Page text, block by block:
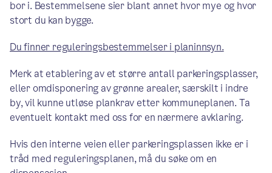
bor i. Bestemmelsene sier blant annet hvor mye og hvor
stort du kan bygge.
Du finner reguleringsbestemmelser i planinnsyn.
Merk at etablering av et større antall parkeringsplasser,
eller omdisponering av grønne arealer, særskilt i indre
by, vil kunne utløse plankrav etter kommuneplanen. Ta
eventuelt kontakt med oss for en nærmere avklaring.
Hvis den interne veien eller parkeringsplassen ikke er i
tråd med reguleringsplanen, må du søke om en